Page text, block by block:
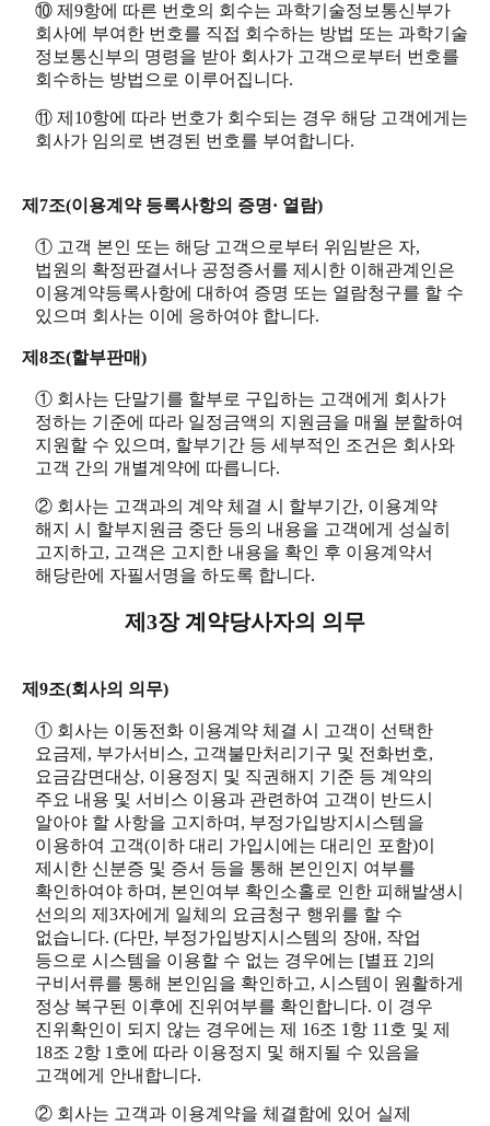
⑩ 제9항에 따른 번호의 회수는 과학기술정보통신부가
회사에 부여한 번호를 직접 회수하는 방법 또는 과학기술
정보통신부의 명령을 받아 회사가 고객으로부터 번호를
회수하는 방법으로 이루어집니다.
⑪ 제10항에 따라 번호가 회수되는 경우 해당 고객에게는
회사가 임의로 변경된 번호를 부여합니다.
제7조(이용계약 등록사항의 증명· 열람)
① 고객 본인 또는 해당 고객으로부터 위임받은 자,
법원의 확정판결서나 공정증서를 제시한 이해관계인은
이용계약등록사항에 대하여 증명 또는 열람청구를 할 수
있으며 회사는 이에 응하여야 합니다.
제8조(할부판매)
① 회사는 단말기를 할부로 구입하는 고객에게 회사가
정하는 기준에 따라 일정금액의 지원금을 매월 분할하여
지원할 수 있으며, 할부기간 등 세부적인 조건은 회사와
고객 간의 개별계약에 따릅니다.
② 회사는 고객과의 계약 체결 시 할부기간, 이용계약
해지 시 할부지원금 중단 등의 내용을 고객에게 성실히
고지하고, 고객은 고지한 내용을 확인 후 이용계약서
해당란에 자필서명을 하도록 합니다.
제3장 계약당사자의 의무
제9조(회사의 의무)
① 회사는 이동전화 이용계약 체결 시 고객이 선택한
요금제, 부가서비스, 고객불만처리기구 및 전화번호,
요금감면대상, 이용정지 및 직권해지 기준 등 계약의
주요 내용 및 서비스 이용과 관련하여 고객이 반드시
알아야 할 사항을 고지하며, 부정가입방지시스템을
이용하여 고객(이하 대리 가입시에는 대리인 포함)이
제시한 신분증 및 증서 등을 통해 본인인지 여부를
확인하여야 하며, 본인여부 확인소홀로 인한 피해발생시
선의의 제3자에게 일체의 요금청구 행위를 할 수
없습니다. (다만, 부정가입방지시스템의 장애, 작업
등으로 시스템을 이용할 수 없는 경우에는 [별표 2]의
구비서류를 통해 본인임을 확인하고, 시스템이 원활하게
정상 복구된 이후에 진위여부를 확인합니다. 이 경우
진위확인이 되지 않는 경우에는 제 16조 1항 11호 및 제
18조 2항 1호에 따라 이용정지 및 해지될 수 있음을
고객에게 안내합니다.
② 회사는 고객과 이용계약을 체결함에 있어 실제